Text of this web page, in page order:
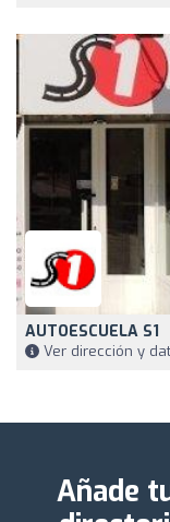
AUTOESCUELA S1
Ver dirección y
Añade